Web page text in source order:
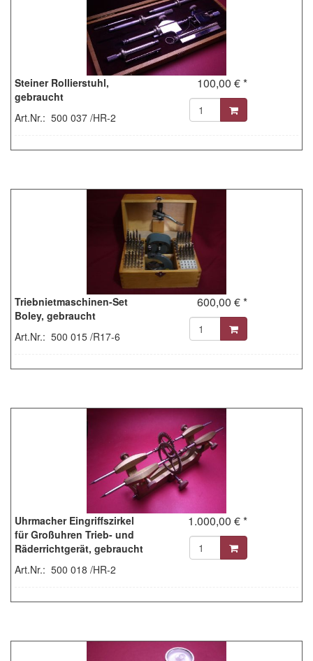
Steiner Rollierstuhl,
gebraucht
Art.Nr.: 500 037 /HR-2
100,00 € *
Triebnietmaschinen-Set
Boley, gebraucht
Art.Nr.: 500 015 /R17-6
600,00 € *
Uhrmacher Eingriffszirkel
für Großuhren Trieb- und
Räderrichtgerät, gebraucht
Art.Nr.: 500 018 /HR-2
1.000,00 € *